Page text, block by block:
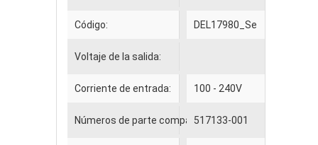
Código: DEL17980_Se
Voltaje de la salida:
Corriente de entrada: 100 - 240V
Números de parte compatibles517133-001